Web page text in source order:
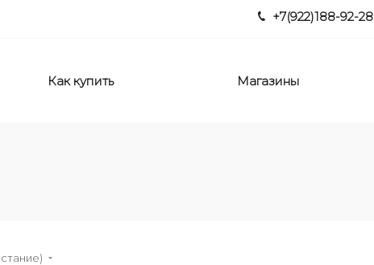
+7(922)188-92-28
Как купить Магазины